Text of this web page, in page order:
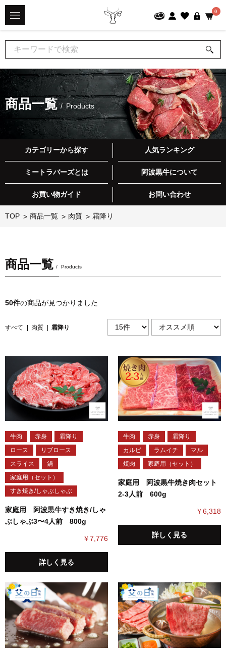
0
商品一覧 Products
カテゴリーから探す 人気ランキング
ミートラバーズとは 阿波黒牛について
お買い物ガイド お問い合わせ
TOP 商品一覧 肉質 霜降り
商品一覧 Products
50件の商品が見つかりました
すべて | 肉質 | 霜降り
牛肉 赤身
霜降り
ロース
リブロース
スライス
鍋
家庭用（セット）
すき焼き/しゃぶしゃぶ
家庭用 阿波黒牛すき焼き/しゃ
ぶしゃぶ3〜4人前 800g
￥7,776
詳しく見る
牛肉 赤身
霜降り
カルビ
ラムイチ
マル
焼肉
家庭用（セット）
家庭用 阿波黒牛焼き肉セット
2-3人前 600g
￥6,318
詳しく見る